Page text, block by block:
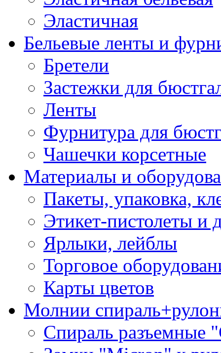
Эластичная
Бельевые ленты и
Бретели
Застежки для
Ленты
Фурнитура для
Чашечки корсетные
Материалы и
Пакеты, упаковка,
Этикет-пистолеты и
Ярлыки, лейблы
Торговое
Карты цветов
Молнии
Спираль разъемные